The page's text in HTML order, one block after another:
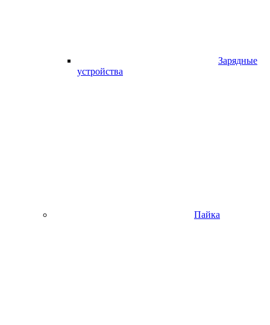
Зарядные
устройства
Пайка